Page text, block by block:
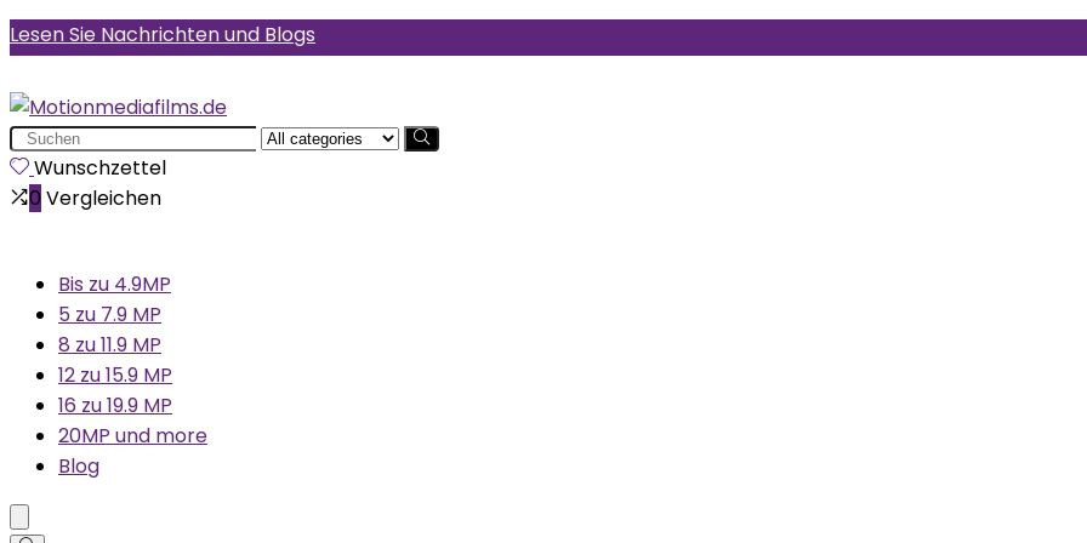
Lesen Sie Nachrichten und Blogs
Search
for:Wunschzettel
0 Vergleichen
Bis zu 4.9MP
5 zu 7.9 MP
8 zu 11.9 MP
12 zu 15.9 MP
16 zu 19.9 MP
20MP und more
Blog